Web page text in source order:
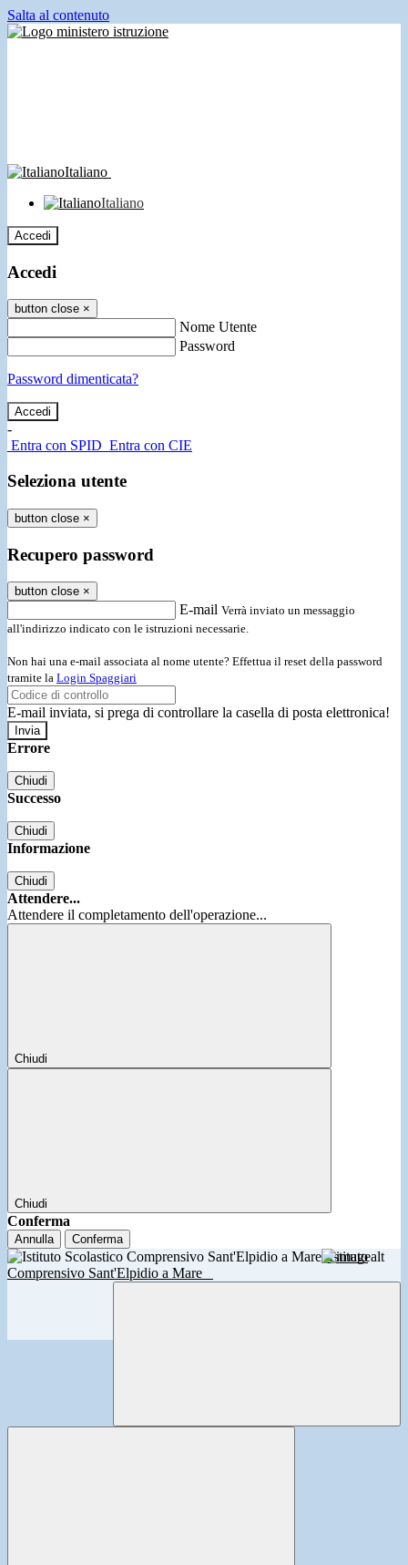
Salta al contenuto
Italiano
Italiano
Accedi
Accedi
button close ×
Nome Utente
Password
Password dimenticata?
-
Entra con SPID Entra con CIE
Seleziona utente
button close ×
Recupero password
button close ×
E-mail Verrà inviato un messaggio
all'indirizzo indicato con le istruzioni necessarie.
Non hai una e-mail associata al nome utente? Effettua il reset della password
tramite la Login Spaggiari
E-mail inviata, si prega di controllare la casella di posta elettronica!
Errore
Chiudi
Successo
Chiudi
Informazione
Chiudi
Attendere...
Attendere il completamento dell'operazione...
Chiudi
Chiudi
Conferma
Annulla Conferma
Istituto
Comprensivo Sant'Elpidio a Mare